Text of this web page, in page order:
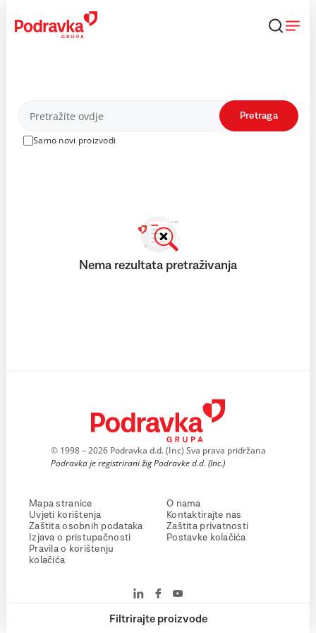
content
Proizvodi
Samo novi proizvodi
Pretraga
Filtrirajte proizvode
Nema rezultata pretraživanja
© 1998 – 2026 Podravka d.d. (Inc) Sva prava pridržana
Podravka je registrirani žig Podravke d.d. (Inc.)
Mapa stranice
Uvjeti korištenja
Zaštita osobnih podataka
Izjava o pristupačnosti
Pravila o korištenju
kolačića
O nama
Kontaktirajte nas
Zaštita privatnosti
Postavke kolačića